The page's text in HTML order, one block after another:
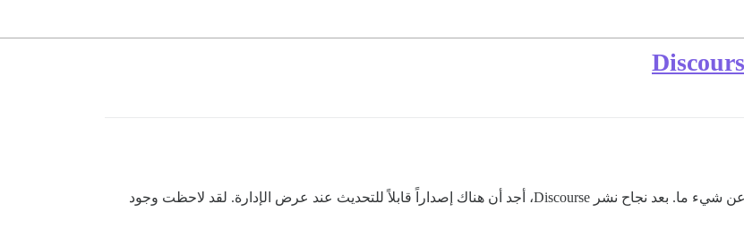
مرحباً بالجميع، أنا مبتدئ في Discourse وأرغب في الاستفسار عن شيء ما. بعد نجاح نشر Discourse، أجد أن هناك إصداراً قابلاً للتحديث عند عرض الإدارة. لقد لاحظت وجود